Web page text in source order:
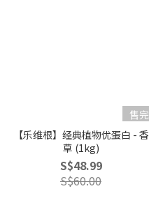
售完
【乐维根】经典植物优蛋白 - 香
草 (1kg)
S$48.99
S$60.00